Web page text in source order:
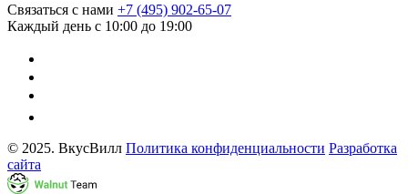
Связаться с нами +7 (495) 902-65-07
Каждый день с 10:00 до 19:00
© 2025. ВкусВилл Политика конфиденциальности Разработка
сайта